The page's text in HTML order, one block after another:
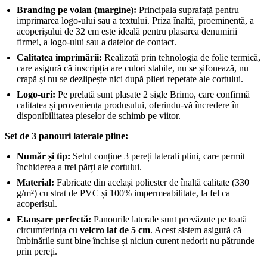
Branding pe volan (margine): Principala suprafață pentru
imprimarea logo-ului sau a textului. Priza înaltă, proeminentă, a
acoperișului de 32 cm este ideală pentru plasarea denumirii
firmei, a logo-ului sau a datelor de contact.
Calitatea imprimării: Realizată prin tehnologia de folie termică,
care asigură că inscripția are culori stabile, nu se șifonează, nu
crapă și nu se dezlipește nici după plieri repetate ale cortului.
Logo-uri: Pe prelată sunt plasate 2 sigle Brimo, care confirmă
calitatea și proveniența produsului, oferindu-vă încredere în
disponibilitatea pieselor de schimb pe viitor.
Set de 3 panouri laterale pline:
Număr și tip: Setul conține 3 pereți laterali plini, care permit
închiderea a trei părți ale cortului.
Material: Fabricate din același poliester de înaltă calitate (330
g/m²) cu strat de PVC și 100% impermeabilitate, la fel ca
acoperișul.
Etanșare perfectă: Panourile laterale sunt prevăzute pe toată
circumferința cu velcro lat de 5 cm. Acest sistem asigură că
îmbinările sunt bine închise și niciun curent nedorit nu pătrunde
prin pereți.